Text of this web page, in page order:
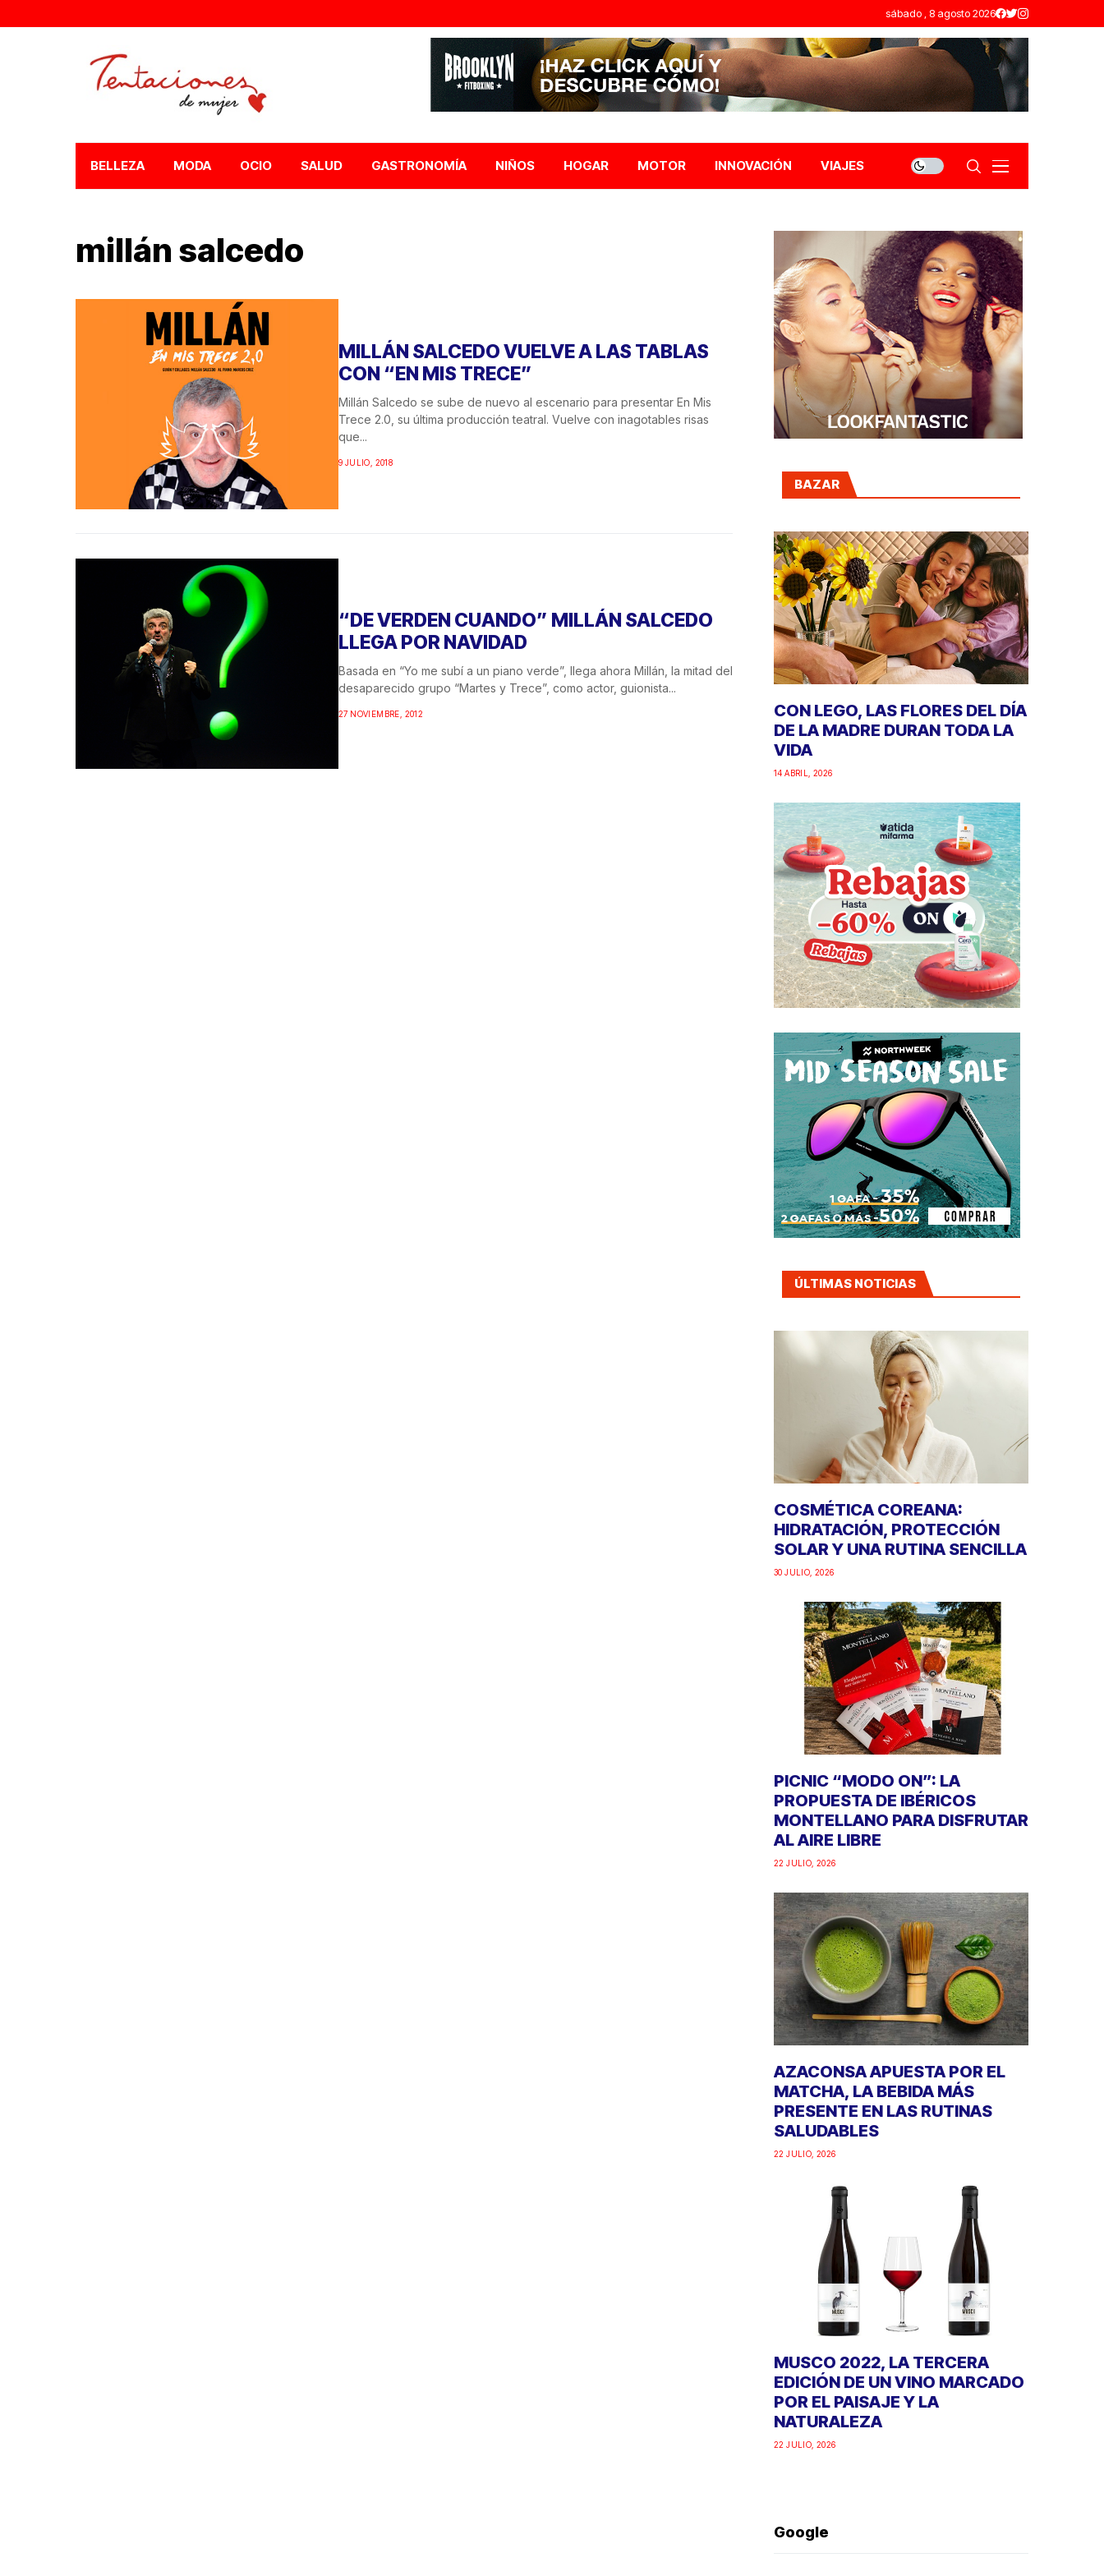
sábado , 8 agosto 2026
BELLEZA MODA OCIO SALUD GASTRONOMÍA NIÑOS HOGAR MOTOR INNOVACIÓN VIAJES
millán salcedo
MILLÁN SALCEDO VUELVE A LAS TABLAS
CON “EN MIS TRECE”
Millán Salcedo se sube de nuevo al escenario para presentar En Mis
Trece 2.0, su última producción teatral. Vuelve con inagotables risas
que...
9 JULIO, 2018
“DE VERDEN CUANDO” MILLÁN SALCEDO
LLEGA POR NAVIDAD
Basada en “Yo me subí a un piano verde”, llega ahora Millán, la mitad del
desaparecido grupo “Martes y Trece”, como actor, guionista...
27 NOVIEMBRE, 2012
BAZAR
CON LEGO, LAS FLORES DEL DÍA
DE LA MADRE DURAN TODA LA
VIDA
14 ABRIL, 2026
ÚLTIMAS NOTICIAS
COSMÉTICA COREANA:
HIDRATACIÓN, PROTECCIÓN
SOLAR Y UNA RUTINA SENCILLA
30 JULIO, 2026
PICNIC “MODO ON”: LA
PROPUESTA DE IBÉRICOS
MONTELLANO PARA DISFRUTAR
AL AIRE LIBRE
22 JULIO, 2026
AZACONSA APUESTA POR EL
MATCHA, LA BEBIDA MÁS
PRESENTE EN LAS RUTINAS
SALUDABLES
22 JULIO, 2026
MUSCO 2022, LA TERCERA
EDICIÓN DE UN VINO MARCADO
POR EL PAISAJE Y LA
NATURALEZA
22 JULIO, 2026
Google